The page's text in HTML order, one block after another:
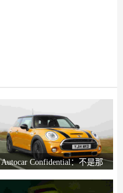
Autocar Confidential：不是那